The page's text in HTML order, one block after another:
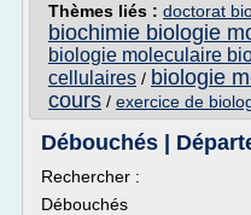
Thèmes liés : doctorat
biochimie biologie
biologie moleculaire
cellulaires / biologie
cours / exercice de
Débouchés |
Rechercher :
Débouchés